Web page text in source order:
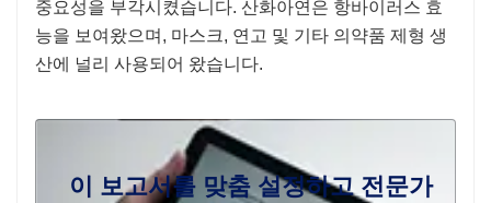
중요성을 부각시켰습니다. 산화아연은 ​​항바이러스 효
능을 보여왔으며, 마스크, 연고 및 기타 의약품 제형 생
산에 널리 사용되어 왔습니다.
이 보고서를 맞춤 설정하고 전문가